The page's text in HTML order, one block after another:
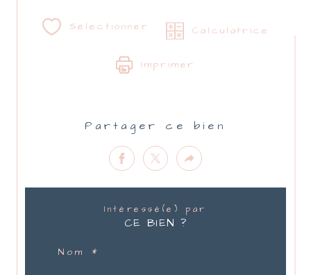
Sélectionner Calculatrice
Imprimer
Partager ce bien
Intéressé(e) par
CE BIEN ?
Nom *